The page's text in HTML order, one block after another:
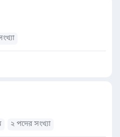
২ পদের সংখ্যা